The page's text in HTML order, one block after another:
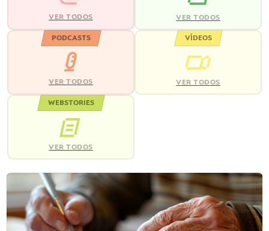
VER TODOS VER TODOS
PODCASTS
VER TODOS
VÍDEOS
VER TODOS
WEBSTORIES
VER TODOS